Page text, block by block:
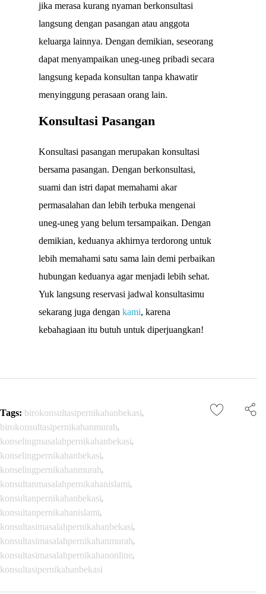
jika merasa kurang nyaman berkonsultasi
langsung dengan pasangan atau anggota
keluarga lainnya. Dengan demikian, seseorang
dapat menyampaikan uneg-uneg pribadi secara
langsung kepada konsultan tanpa khawatir
menyinggung perasaan orang lain.
Konsultasi Pasangan
Konsultasi pasangan merupakan konsultasi
bersama pasangan. Dengan berkonsultasi,
suami dan istri dapat memahami akar
permasalahan dan lebih terbuka mengenai
uneg-uneg yang belum tersampaikan. Dengan
demikian, keduanya akhirnya terdorong untuk
lebih memahami satu sama lain demi perbaikan
hubungan keduanya agar menjadi lebih sehat.
Yuk langsung reservasi jadwal konsultasimu
sekarang juga dengan kami, karena
kebahagiaan itu butuh untuk diperjuangkan!
Tags: birokonsultasipernikahanbekasi,
birokonsultasipernikahanmurah,
konselingmasalahpernikahanbekasi,
konselingpernikahanbekasi,
konselingpernikahanmurah,
konsultanmasalahpernikahanislami,
konsultanpernikahanbekasi,
konsultanpernikahanislami,
konsultasimasalahpernikahanbekasi,
konsultasimasalahpernikahanmurah,
konsultasimasalahpernikahanonline,
konsultasipernikahanbekasi